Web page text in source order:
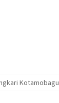
Kotamobagu